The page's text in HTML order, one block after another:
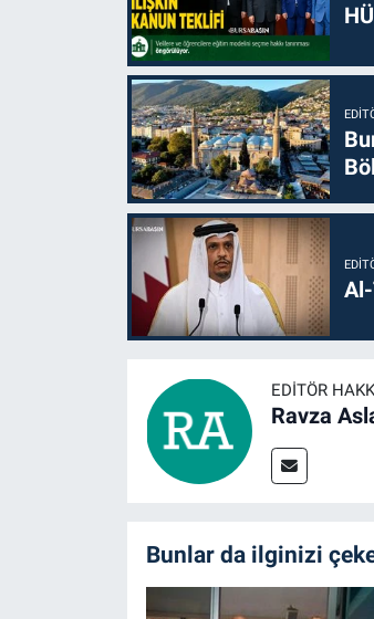
EDITÖR
Ravza
Bunlar da ilginizi